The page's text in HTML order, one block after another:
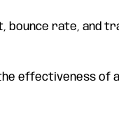
bounce rate, and
effectiveness of